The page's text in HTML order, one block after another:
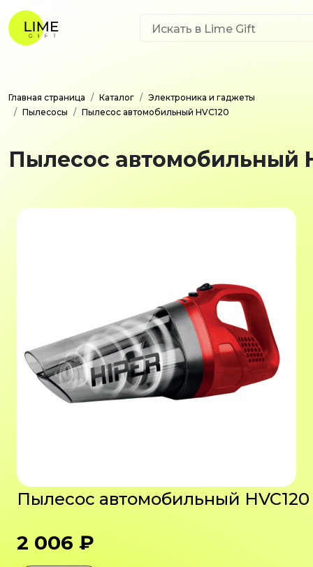
Главная страница Каталог
Электроника и гаджеты
Пылесосы
Пылесос автомобильный HVC120
Пылесос автомобильный
Пылесос автомобильный HVC120
2 006 ₽